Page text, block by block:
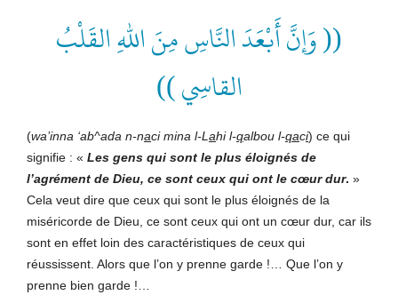
(( وَإنَّ أَبْعَدَ النَّاسِ مِنَ اللهِ القَلْبُ
القاسِي ))
(wa’inna ‘ab^ada n-naci mina l-L ahi l-qalbou l-qaci) ce qui
signifie : « Les gens qui sont le plus éloignés de
l’agrément de Dieu, ce sont ceux qui ont le cœur dur. »
Cela veut dire que ceux qui sont le plus éloignés de la
miséricorde de Dieu, ce sont ceux qui ont un cœur dur, car ils
sont en effet loin des caractéristiques de ceux qui
réussissent. Alors que l’on y prenne garde !… Que l’on y
prenne bien garde !…